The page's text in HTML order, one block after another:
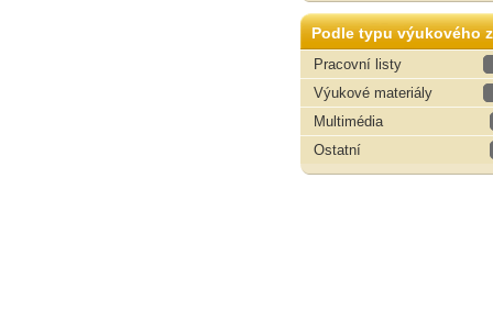
Podle typu výukového
Pracovní listy
Výukové materiály
Multimédia
Ostatní